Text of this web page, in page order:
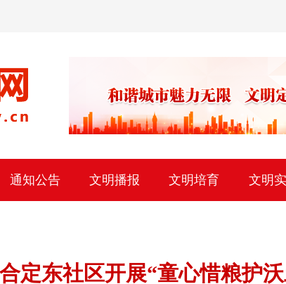
通知公告 文明播报 文明培育 文明
定东社区开展“童心惜粮护